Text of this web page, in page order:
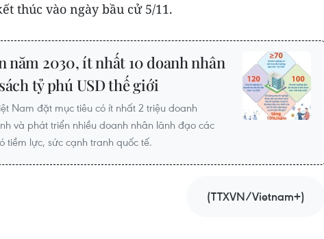
thúc vào ngày bầu cử 5/11.
năm 2030, ít nhất 10 doanh nhân
tỷ phú USD thế giới
Nam đặt mục tiêu có ít nhất 2 triệu doanh
và phát triển nhiều doanh nhân lãnh đạo các
tiềm lực, sức cạnh tranh quốc tế.
(TTXVN/Vietnam+)